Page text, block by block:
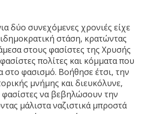
δύο συνεχόμενες χρονιές είχε
στάση, κρατώντας
στους φασίστες της Χρυσής
πολίτες και κόμματα που
στο φασισμό. Βοήθησε έτσι, την
μνήμης και διευκόλυνε,
φασίστες να βεβηλώσουν την
μάλιστα ναζιστικά μπροστά